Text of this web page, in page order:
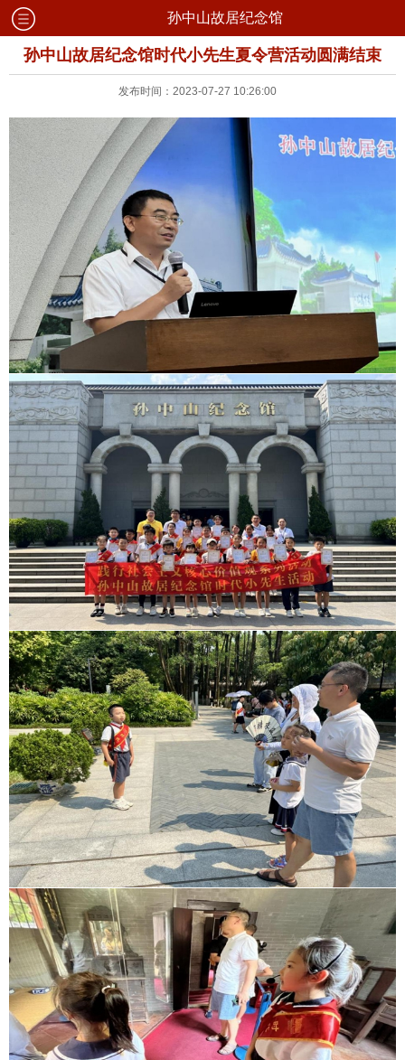
孙中山故居纪念馆
孙中山故居纪念馆时代小先生夏令营活动圆满结束
发布时间：2023-07-27 10:26:00